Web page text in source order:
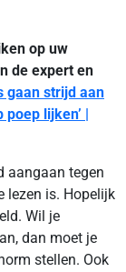
op uw
de expert en
gaan strijd aan
lijken’ |
aangaan tegen
lezen is. Hopelijk
Wil je
dan moet je
stellen. Ook